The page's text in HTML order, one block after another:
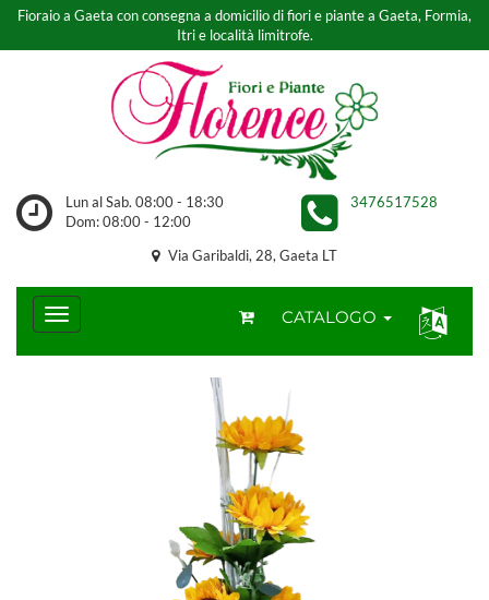
Fioraio a Gaeta con consegna a domicilio di fiori e piante a Gaeta, Formia,
Itri e località limitrofe.
Lun al Sab. 08:00 - 18:30
Dom: 08:00 - 12:00
3476517528
Via Garibaldi, 28, Gaeta LT
CATALOGO